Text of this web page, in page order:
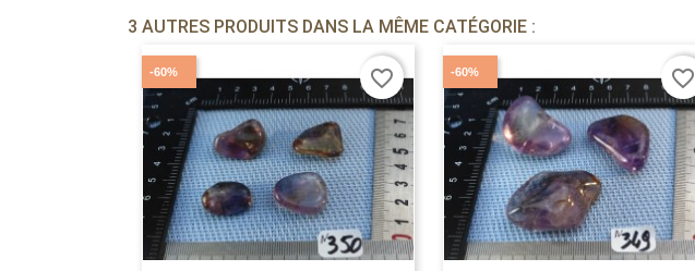
3 AUTRES PRODUITS DANS LA MÊME CATÉGORIE :
-60% favorite_border -60% favorite_border